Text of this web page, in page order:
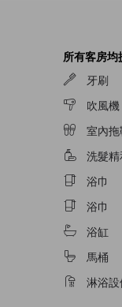
所有客房均
牙刷
吹風機
室內
洗髮
浴巾
浴巾
浴缸
馬桶
淋浴